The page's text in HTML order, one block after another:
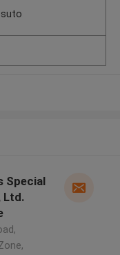
Special
Ltd.